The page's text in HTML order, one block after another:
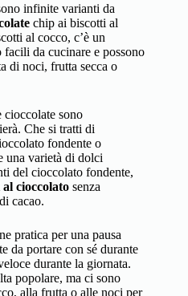
infinite varianti da
chip ai biscotti al
al cocco, c’è un
da cucinare e possono
di noci, frutta secca o
cioccolate sono
Che si tratti di
fondente o
una varietà di dolci
del cioccolato fondente,
cioccolato senza
cacao.
pratica per una pausa
da portare con sé durante
durante la giornata.
popolare, ma ci sono
alla frutta o alle noci per